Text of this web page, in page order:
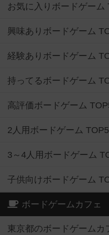
お気に入りボードゲーム
興味ありボードゲーム
経験ありボードゲーム
持ってるボードゲーム
高評価ボードゲーム
2人用ボードゲーム
3～4人用ボードゲーム
子供向けボードゲーム
ボードゲームカフェ
東京都のボードゲームカ